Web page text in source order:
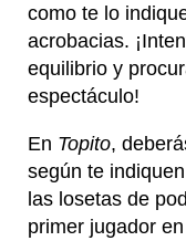
como te lo
acrobacias.
equilibrio y
espectáculo!
En Topito,
según te
las losetas de
primer jugador